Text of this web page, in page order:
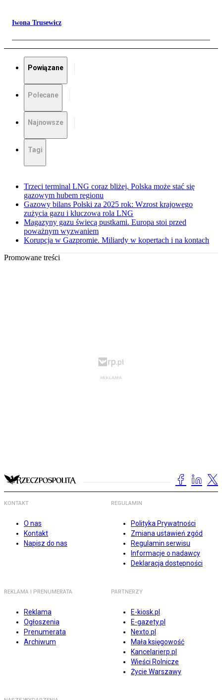
Iwona Trusewicz
Powiązane
Polecane
Najnowsze
Tagi
Trzeci terminal LNG coraz bliżej. Polska może stać się
gazowym hubem regionu
Gazowy bilans Polski za 2025 rok: Wzrost krajowego
zużycia gazu i kluczowa rola LNG
Magazyny gazu świecą pustkami. Europa stoi przed
poważnym wyzwaniem
Korupcja w Gazpromie. Miliardy w kopertach i na kontach
Promowane treści
KONTAKT
O nas
Kontakt
Napisz do nas
REGULAMIN
Polityka Prywatności
Zmiana ustawień zgód
Regulamin serwisu
Informacje o nadawcy
Deklaracja dostępności
REKLAMA I PRENUMERATA
Reklama
Ogłoszenia
Prenumerata
Archiwum
PARTNERZY
E-kiosk.pl
E-gazety.pl
Nexto.pl
Mała księgowość
Kancelarierp.pl
Wieści Rolnicze
Życie Warszawy